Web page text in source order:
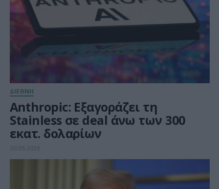
ΔΙΕΘΝΗ
Anthropic: Εξαγοράζει τη
Stainless σε deal άνω των 300
εκατ. δολαρίων
20.05.2026